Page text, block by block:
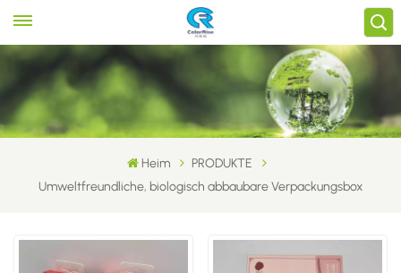
Heim
PRODUKTE
Umweltfreundliche, biologisch abbaubare Verpackungsbox